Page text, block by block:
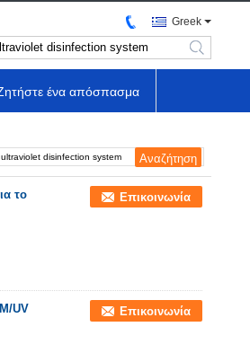
Greek
search
ένα απόσπασμα
το
Επικοινωνία
UV
Επικοινωνία